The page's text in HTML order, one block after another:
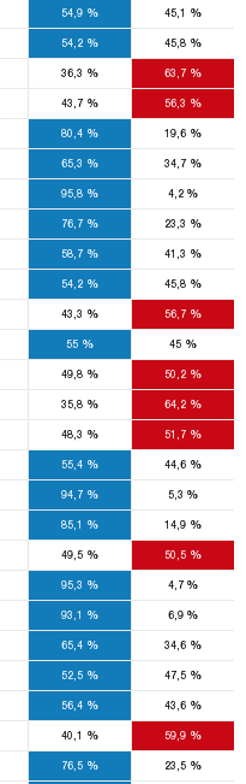
%
54,9 %
%
54,2 %
45,8
% %
63,7
%
43,7 %
%
80,4 %
19,6
% %
34,7
%
95,8 %
4,2
%
76,7 %
%
58,7 %
%
54,2 %
45,8
% %
56,7
% %
%
49,8 %
50,2
%
35,8 %
64,2
% %
51,7
%
55,4 %
44,6
%
94,7 %
% %
14,9
%
49,5 %
50,5
% %
4,7
% %
6,9
%
65,4 %
34,6
%
52,5 %
47,5
%
56,4 %
43,6
% %
59,9
%
76,5 %
23,5